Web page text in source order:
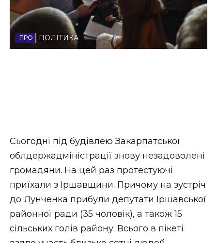
Стиль життя
Втрачений Ужгород
НОВИНИ ЗАХІДНОЇ УКРАЇНИ
ФОТО
ПОЛІТИКА
Сьогодні під будівлею Закарпатської
облдержадміністрації знову незадоволені
громадяни. На цей раз протестуючі
приїхали з Іршавщини. Причому на зустріч
до Лунченка прибули депутати Іршавської
районної ради (35 чоловік), а також 15
сільських голів району. Всього в пікеті